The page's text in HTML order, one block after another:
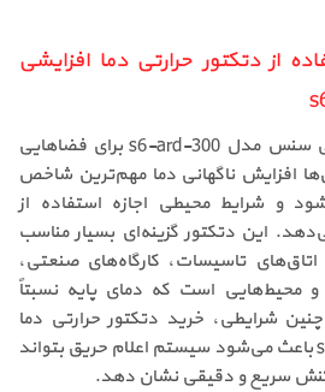
از دتکتور حرارتی دما افزایشی
دتکتور حرارتی دما افزایشی سنس مدل s6-ard-300 برای فضاهایی
افزایش ناگهانی دما مهم‌ترین شاخص
و شرایط محیطی اجازه استفاده از
این دتکتور گزینه‌ای بسیار مناسب
اتاق‌های تاسیسات، کارگاه‌های صنعتی،
محیط‌هایی است که دمای پایه نسبتاً
چنین شرایطی، خرید دتکتور حرارتی دما
افزایشی سنس s6-ard-300 باعث می‌شود سیستم اعلام حریق بتواند
سریع و دقیقی نشان دهد.